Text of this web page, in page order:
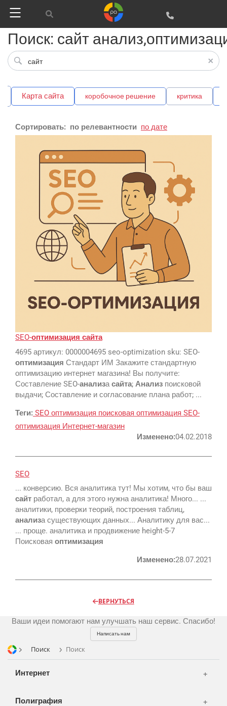
Поиск: сайт
Карта сайта коробочное решение критика
Сортировать: по релевантности по дате
SEO-оптимизация сайта
4695 артикул: 0000004695 seo-optimization sku: SEO-
оптимизация Стандарт ИМ Закажите стандартную
оптимизацию интернет магазина! Вы получите:
Составление SEO-анализа сайта; Анализ поисковой
выдачи; Составление и согласование плана работ; ...
Теги: SEO оптимизация поисковая оптимизация SEO-
оптимизация Интернет-магазин
Изменено:04.02.2018
SEO
... конверсию. Вся аналитика тут! Мы хотим, что бы ваш
сайт работал, а для этого нужна аналитика! Много... ...
аналитики, проверки теорий, построения таблиц,
анализа существующих данных... Аналитику для вас...
... проще. аналитика и продвижение height-5-7
Поисковая оптимизация
Изменено:28.07.2021
ВЕРНУТЬСЯ
Ваши идеи помогают нам улучшать наш сервис. Спасибо!
Написать нам
Поиск Поиск
Интернет
Реклама и продвижение
Яндекс
Вконтакте
SMM
AI Automation
Разработка сайтов
CMS 1C-Bitrix
Полиграфия
Цифра и офсет
Широкий формат
OOH
Аудио и звукозапись
Partners
Publications
News
Our works
Korpa